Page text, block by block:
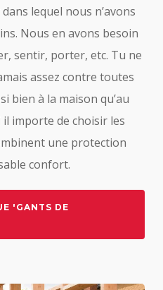
lequel nous n’avons
Nous en avons besoin
sentir, porter, etc. Tu ne
assez contre toutes
bien à la maison qu’au
il importe de choisir les
une protection
confort.
'GANTS DE